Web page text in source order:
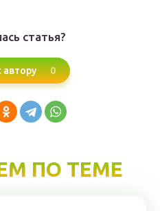
статья?
автору 0
ПО ТЕМЕ